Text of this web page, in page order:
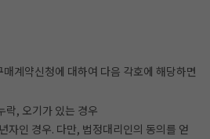
계약신청에 대하여 다음 각호에 해당하면
락, 오기가 있는 경우
자인 경우. 다만, 법정대리인의 동의를 얻